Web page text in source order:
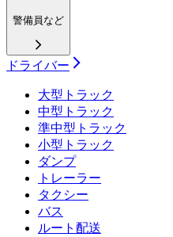
警備員など
ドライバー
大型トラック
中型トラック
準中型トラック
小型トラック
ダンプ
トレーラー
タクシー
バス
ルート配送